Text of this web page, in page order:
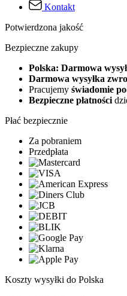
Kontakt
Potwierdzona jakość
Bezpieczne zakupy
Polska: Darmowa
Darmowa wysyłka
Pracujemy świadomie
Bezpieczne płatności
Płać bezpiecznie
Za pobraniem
Przedpłata
Koszty wysyłki do Polska